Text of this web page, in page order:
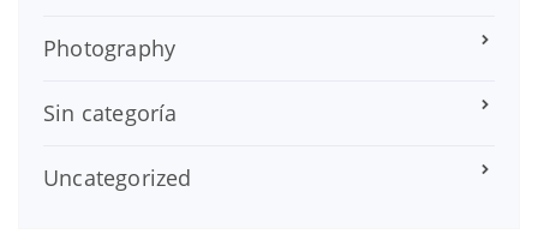
Photography
Sin categoría
Uncategorized